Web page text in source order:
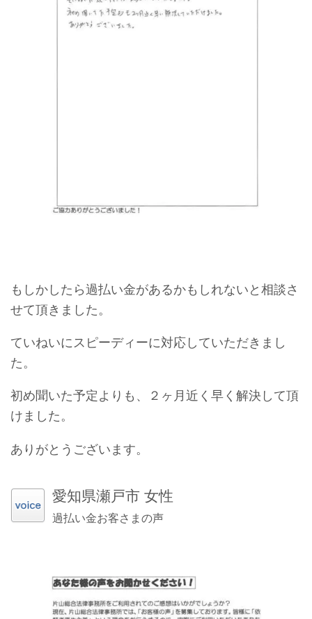
もしかしたら過払い金があるかもしれないと相談さ
せて頂きました。
ていねいにスピーディーに対応していただきまし
た。
初め聞いた予定よりも、２ヶ月近く早く解決して頂
けました。
ありがとうございます。
愛知県瀬戸市 女性
過払い金お客さまの声